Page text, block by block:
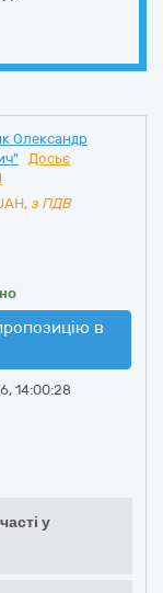
Олександр
Досьє
з ПДВ
в
14:00:28
у